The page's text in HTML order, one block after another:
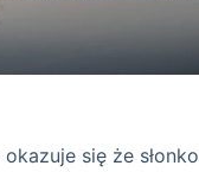
się że słonko